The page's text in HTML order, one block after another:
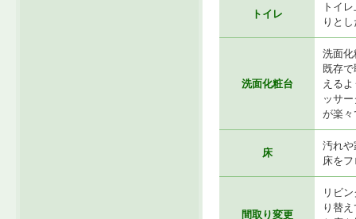
トイレ
トイ
りと
洗面化粧台
洗面化
既存
える
ッサ
が楽々
床
汚れや
床を
間取り変更
リビ
り替